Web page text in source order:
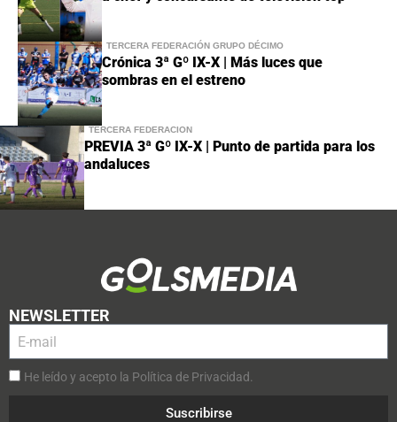
TERCERA FEDERACIÓN GRUPO DÉCIMO
Crónica 3ª Gº IX-X | Más luces que
sombras en el estreno
TERCERA FEDERACIÓN
PREVIA 3ª Gº IX-X | Punto de partida para los
andaluces
NEWSLETTER
He leído y acepto la Política de Privacidad.
Suscribirse